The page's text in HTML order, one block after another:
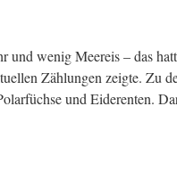
und wenig Meereis – das
Zählungen zeigte. Zu
und Eiderenten.